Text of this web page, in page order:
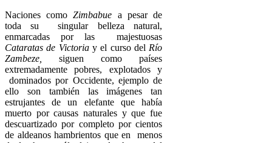
Naciones comoZimbabue a pesar de
toda su singular belleza natural,
enmarcadas por las majestuosas
Cataratas de Victoriay el curso del Río
Zambeze,siguen como países
extremadamente pobres, explotados y
dominados por Occidente, ejemplo de
ello son también las imágenes tan
estrujantes de un elefante que había
muerto por causas naturales y que fue
descuartizado por completo por cientos
de aldeanos hambrientos que en menos